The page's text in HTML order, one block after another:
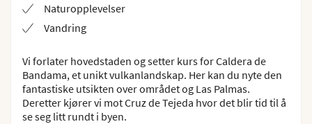
Vi forlater hovedstaden og setter kurs for Caldera de
Bandama, et unikt vulkanlandskap. Her kan du nyte den
fantastiske utsikten over området og Las Palmas.
Deretter kjører vi mot Cruz de Tejeda hvor det blir tid til å
se seg litt rundt i byen.
Naturopplevelser
Vandring